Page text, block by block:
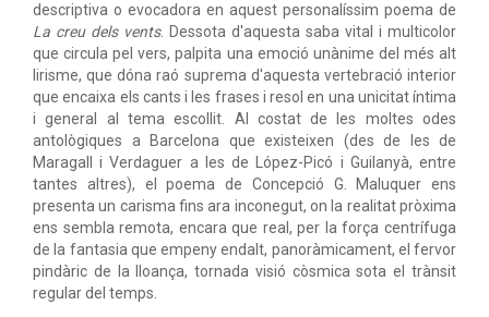
descriptiva o evocadora en aquest personalíssim poema de
La creu dels vents. Dessota d'aquesta saba vital i multicolor
que circula pel vers, palpita una emoció unànime del més alt
lirisme, que dóna raó suprema d'aquesta vertebració interior
que encaixa els cants i les frases i resol en una unicitat íntima
i general al tema escollit. Al costat de les moltes odes
antològiques a Barcelona que existeixen (des de les de
Maragall i Verdaguer a les de López-Picó i Guilanyà, entre
tantes altres), el poema de Concepció G. Maluquer ens
presenta un carisma fins ara inconegut, on la realitat pròxima
ens sembla remota, encara que real, per la força centrífuga
de la fantasia que empeny endalt, panoràmicament, el fervor
pindàric de la lloança, tornada visió còsmica sota el trànsit
regular del temps.